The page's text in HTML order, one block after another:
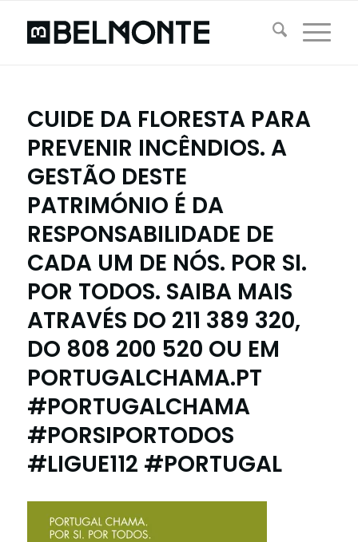
CUIDE DA FLORESTA PARA
PREVENIR INCÊNDIOS. A
GESTÃO DESTE
PATRIMÓNIO É DA
RESPONSABILIDADE DE
CADA UM DE NÓS. POR SI.
POR TODOS. SAIBA MAIS
ATRAVÉS DO 211 389 320,
DO 808 200 520 OU EM
PORTUGALCHAMA.PT
#PORTUGALCHAMA
#PORSIPORTODOS
#LIGUE112 #PORTUGAL